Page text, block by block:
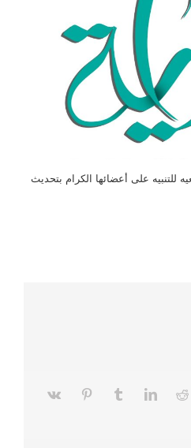
للتنبيه على أعضائها الكرام بتحديث